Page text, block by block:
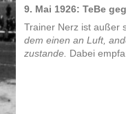
9. Mai 1926: TeBe
Trainer Nerz ist außer
dem einen an Luft,
zustande. Dabei